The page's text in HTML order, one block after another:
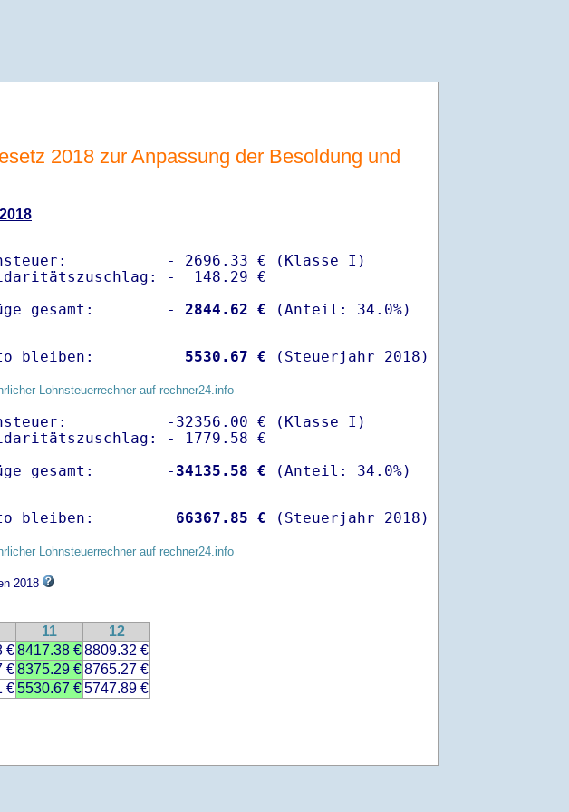
2018 zur Anpassung der Besoldung und
- 2696.33 € (Klasse I)
-  148.29 €
gesamt:        -
2844.62 €
bleiben: 5530.67 € (Steuerjahr 2018)
Lohnsteuerrechner auf rechner24.info
-32356.00 € (Klasse I)
- 1779.58 €
gesamt:        - 34135.58 €
bleiben: 66367.85 € (Steuerjahr 2018)
Lohnsteuerrechner auf rechner24.info
2018
11
12
€8417.38 €8809.32 €
€8375.29 €8765.27 €
€5530.67 €5747.89 €